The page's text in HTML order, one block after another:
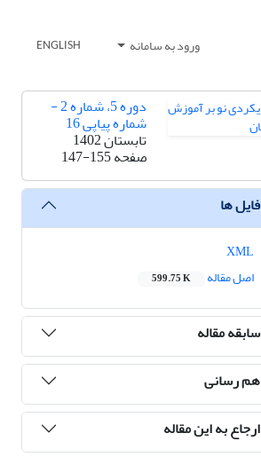
ورود به سامانه ENGLISH
دوره 5، شماره 2 -
شماره پیاپی 16
تابستان 1402
صفحه147-155
فایل ها
اصل مقاله
599.75 K
سابقه مقاله
هم رسانی
ارجاع به این مقاله